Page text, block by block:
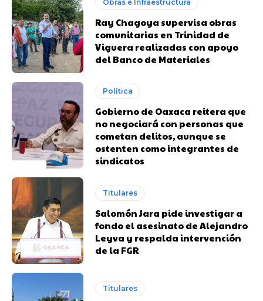
Obras e Infraestructura
Ray Chagoya supervisa obras
comunitarias en Trinidad de
Viguera realizadas con apoyo
del Banco de Materiales
Política
Gobierno de Oaxaca reitera que
no negociará con personas que
cometan delitos, aunque se
ostenten como integrantes de
sindicatos
Titulares
Salomón Jara pide investigar a
fondo el asesinato de Alejandro
Leyva y respalda intervención
de la FGR
Titulares